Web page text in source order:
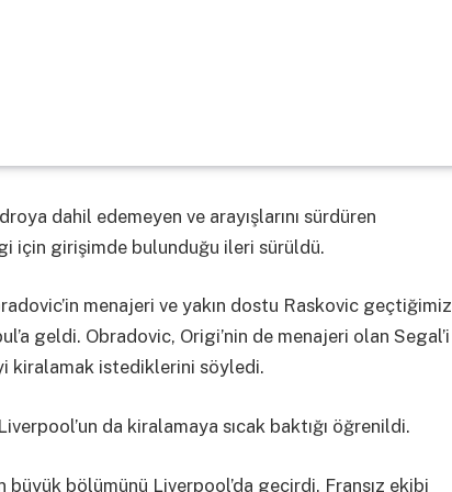
dahil edemeyen ve arayışlarını sürdüren
için girişimde bulunduğu ileri sürüldü.
menajeri ve yakın dostu Raskovic geçtiğimiz
geldi. Obradovic, Origi’nin de menajeri olan Segal’i
kiralamak istediklerini söyledi.
da kiralamaya sıcak baktığı öğrenildi.
bölümünü Liverpool’da geçirdi. Fransız ekibi